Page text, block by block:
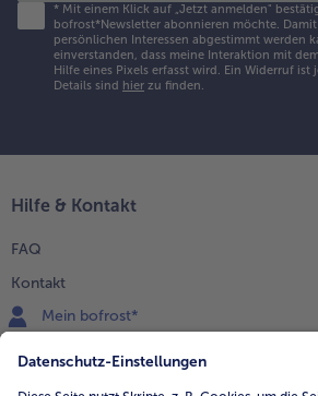
* Mit einem Klick auf „Jetzt anmelden"
bofrost*Newsletter abonnieren möchte.
persönlichen Interessen abgestimmt werden
einverstanden, dass meine Interaktion mit
Hilfe eines Pixels erfasst wird. Ein Widerruf ist
Details sind hier zu finden.
Hilfe & Kontakt
FAQ
Kontakt
Mein bofrost*